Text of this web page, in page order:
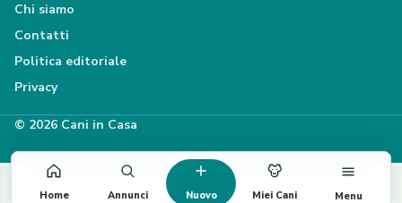
Chi siamo
Contatti
Politica editoriale
Privacy
© 2026 Cani in Casa
Home Annunci Nuovo Miei Cani Menu